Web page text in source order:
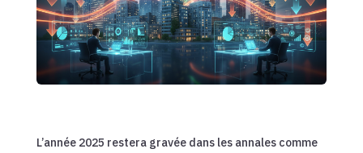
L’année 2025 restera gravée dans les annales comme